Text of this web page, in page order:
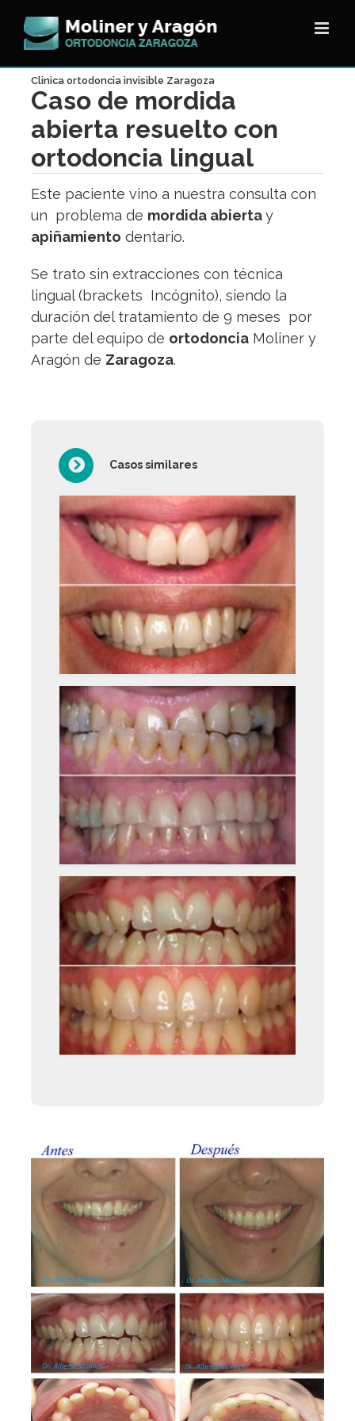
contenido
Clinica ortodoncia invisible Zaragoza
Caso de mordida
abierta resuelto con
ortodoncia lingual
Este paciente vino a nuestra consulta con
un problema de mordida abiertay
apiñamiento dentario.
Se trato sin extracciones con técnica
lingual(brackets Incógnito), siendo la
duración del tratamiento de 9 meses por
parte del equipo de ortodoncia Moliner y
Aragón de Zaragoza.
Casos similares